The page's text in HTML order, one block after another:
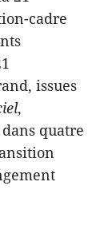
cadre
issues
,
quatre